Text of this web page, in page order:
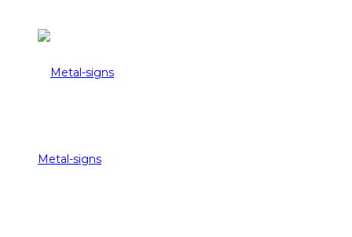
Metal-signs